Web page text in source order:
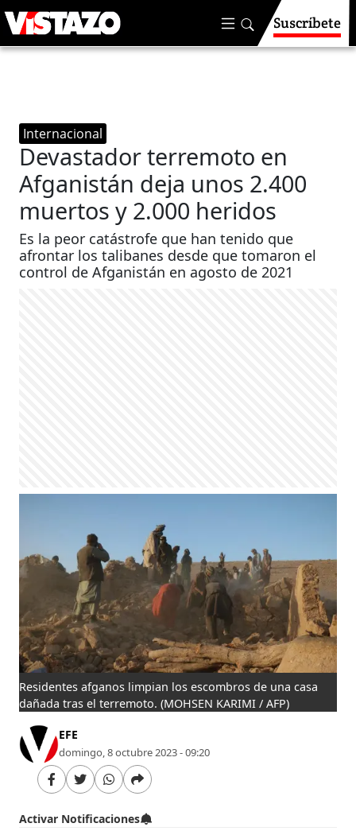
Suscríbete
Internacional
Devastador terremoto en
Afganistán deja unos 2.400
muertos y 2.000 heridos
Es la peor catástrofe que han tenido que
afrontar los talibanes desde que tomaron el
control de Afganistán en agosto de 2021
Residentes afganos limpian los escombros de una casa
dañada tras el terremoto. (MOHSEN KARIMI / AFP)
EFE
domingo, 8 octubre 2023 - 09:20
Activar Notificaciones